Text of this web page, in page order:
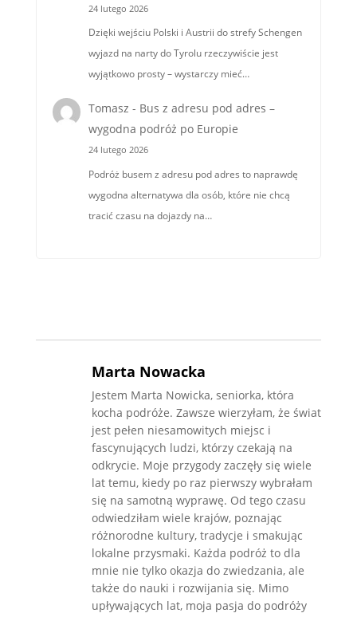
24 lutego 2026
Dzięki wejściu Polski i Austrii do strefy Schengen
wyjazd na narty do Tyrolu rzeczywiście jest
wyjątkowo prosty – wystarczy mieć…
Tomasz - Bus z adresu pod adres –
wygodna podróż po Europie
24 lutego 2026
Podróż busem z adresu pod adres to naprawdę
wygodna alternatywa dla osób, które nie chcą
tracić czasu na dojazdy na…
Marta Nowacka
Jestem Marta Nowicka, seniorka, która
kocha podróże. Zawsze wierzyłam, że świat
jest pełen niesamowitych miejsc i
fascynujących ludzi, którzy czekają na
odkrycie. Moje przygody zaczęły się wiele
lat temu, kiedy po raz pierwszy wybrałam
się na samotną wyprawę. Od tego czasu
odwiedziłam wiele krajów, poznając
różnorodne kultury, tradycje i smakując
lokalne przysmaki. Każda podróż to dla
mnie nie tylko okazja do zwiedzania, ale
także do nauki i rozwijania się. Mimo
upływających lat, moja pasja do podróży